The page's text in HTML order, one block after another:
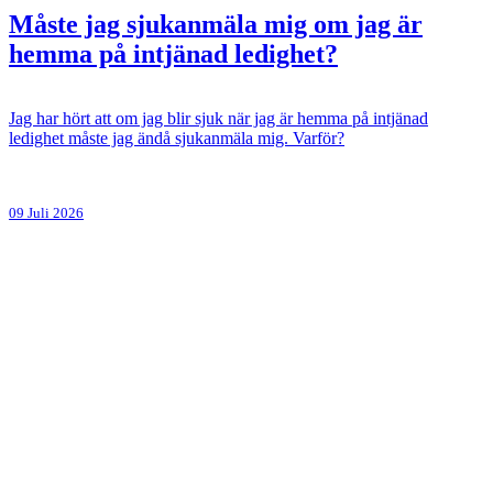
Måste jag sjukanmäla mig om jag är
hemma på intjänad ledighet?
Jag har hört att om jag blir sjuk när jag är hemma på intjänad
ledighet måste jag ändå sjukanmäla mig. Varför?
09 Juli 2026